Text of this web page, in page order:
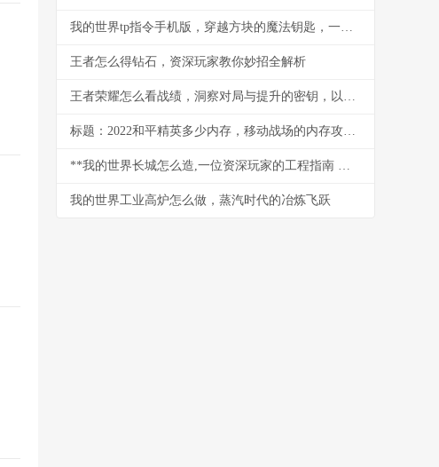
我的世界tp指令手机版，穿越方块的魔法钥匙，一段关于空间与创造的奇幻之旅
王者怎么得钻石，资深玩家教你妙招全解析
王者荣耀怎么看战绩，洞察对局与提升的密钥，以数据为镜照见成长之路
标题：2022和平精英多少内存，移动战场的内存攻防战
**我的世界长城怎么造,一位资深玩家的工程指南 副标题,从规划到竣工的完整心得**
我的世界工业高炉怎么做，蒸汽时代的冶炼飞跃